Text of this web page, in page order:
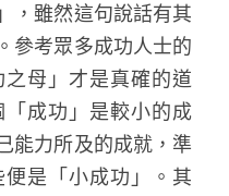
，雖然這句說話有其
參考眾多成功人士的
母」才是真確的道
成功」是較小的成
能力所及的成就，準
是「小成功」。其